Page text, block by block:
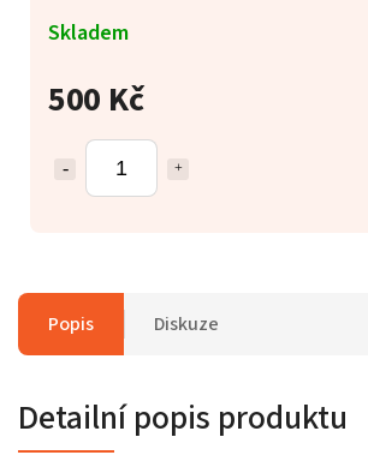
500 Kč
Skladem
Popis Diskuze
Detailní popis produktu